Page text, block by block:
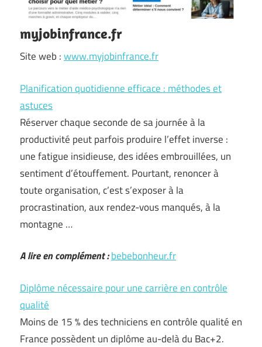
myjobinfrance.fr
Site web :www.myjobinfrance.fr
Planification quotidienne efficace : méthodes et
astuces
Réserver chaque seconde de sa journée à la
productivité peut parfois produire l’effet inverse :
une fatigue insidieuse, des idées embrouillées, un
sentiment d’étouffement. Pourtant, renoncer à
toute organisation, c’est s’exposer à la
procrastination, aux rendez-vous manqués, à la
montagne …
A lire en complément :bebebonheur.fr
Diplôme nécessaire pour une carrière en contrôle
qualité
Moins de 15 % des techniciens en contrôle qualité en
France possèdent un diplôme au-delà du Bac+2.